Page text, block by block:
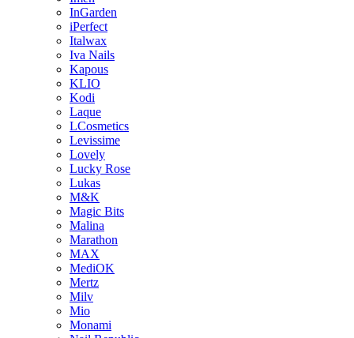
InGarden
iPerfect
Italwax
Iva Nails
Kapous
KLIO
Kodi
Laque
LCosmetics
Levissime
Lovely
Lucky Rose
Lukas
M&K
Magic Bits
Malina
Marathon
MAX
MediOK
Mertz
Milv
Mio
Monami